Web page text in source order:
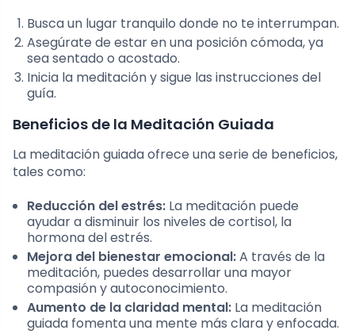
Busca un lugar tranquilo donde no te interrumpan.
Asegúrate de estar en una posición cómoda, ya
sea sentado o acostado.
Inicia la meditación y sigue las instrucciones del
guía.
Beneficios de la Meditación Guiada
La meditación guiada ofrece una serie de beneficios,
tales como:
Reducción del estrés: La meditación puede
ayudar a disminuir los niveles de cortisol, la
hormona del estrés.
Mejora del bienestar emocional:A través de la
meditación, puedes desarrollar una mayor
compasión y autoconocimiento.
Aumento de la claridad mental: La meditación
guiada fomenta una mente más clara y enfocada.